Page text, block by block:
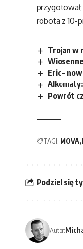
robota z 10-
Trojan w
Eric –
Powrót
TAGI: MOVA
Podziel się
Autor: